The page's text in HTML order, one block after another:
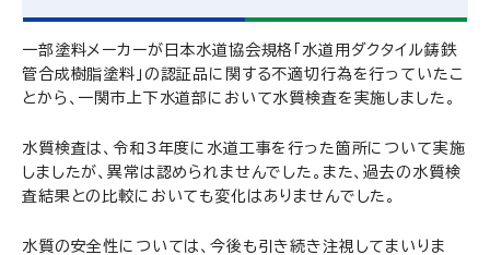
一部塗料メーカーが日本水道協会規格「水道用ダクタイル鋳鉄
管合成樹脂塗料」の認証品に関する不適切行為を行っていたこ
とから、一関市上下水道部において水質検査を実施しました。
水質検査は、令和3年度に水道工事を行った箇所について実施
しましたが、異常は認められませんでした。また、過去の水質検
査結果との比較においても変化はありませんでした。
水質の安全性については、今後も引き続き注視してまいりま